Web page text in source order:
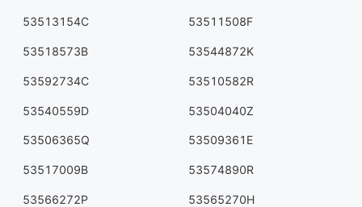
53513154C 53511508F
53518573B 53544872K
53592734C 53510582R
53540559D 53504040Z
53506365Q 53509361E
53517009B 53574890R
53566272P 53565270H